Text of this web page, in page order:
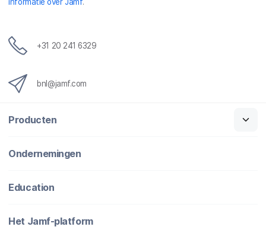
informatie over Jamf.
+31 20 241 6329
bnl@jamf.com
Producten
Ondernemingen
Education
Het Jamf-platform